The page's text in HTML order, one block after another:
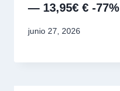
— 13,95€ € -77%
junio 27, 2026